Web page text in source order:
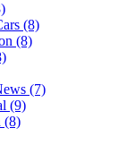
(8)
(8)
(7)
(9)
(8)